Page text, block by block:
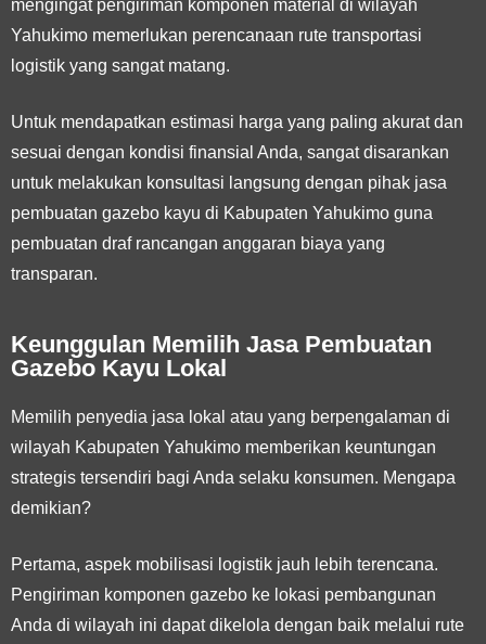
mengingat pengiriman komponen material di wilayah
Yahukimo memerlukan perencanaan rute transportasi
logistik yang sangat matang.
Untuk mendapatkan estimasi harga yang paling akurat dan
sesuai dengan kondisi finansial Anda, sangat disarankan
untuk melakukan konsultasi langsung dengan pihak jasa
pembuatan gazebo kayu di Kabupaten Yahukimo guna
pembuatan draf rancangan anggaran biaya yang
transparan.
Keunggulan Memilih Jasa Pembuatan
Gazebo Kayu Lokal
Memilih penyedia jasa lokal atau yang berpengalaman di
wilayah Kabupaten Yahukimo memberikan keuntungan
strategis tersendiri bagi Anda selaku konsumen. Mengapa
demikian?
Pertama, aspek mobilisasi logistik jauh lebih terencana.
Pengiriman komponen gazebo ke lokasi pembangunan
Anda di wilayah ini dapat dikelola dengan baik melalui rute